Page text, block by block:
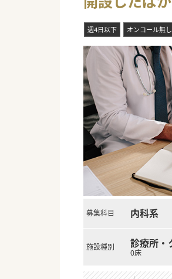
週4日以下 オンコール無し
募集科目 内科系
施設種別 診療所・
0床